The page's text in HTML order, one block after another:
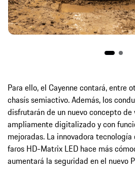
Para ello, el Cayenne contará, entre
chasís semiactivo. Además, los
disfrutarán de un nuevo concepto de
ampliamente digitalizado y con
mejoradas. La innovadora
faros HD-Matrix LED hace más
aumentará la seguridad en el nuevo